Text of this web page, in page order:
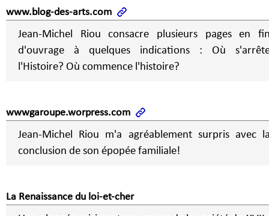
www.blog-des-arts.com
Jean-Michel Riou consacre plusieurs pages en
d'ouvrage à quelques indications : Où
l'Histoire? Où commence l'histoire?
wwwgaroupe.worpress.com
Jean-Michel Riou m'a agréablement surpris avec
conclusion de son épopée familiale!
La Renaissance du loi-et-cher